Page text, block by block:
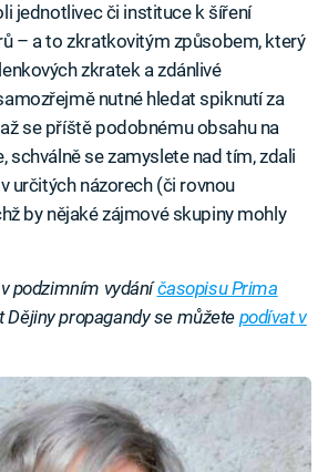
jednotlivec či instituce k šíření
– a to zkratkovitým způsobem, který
zkratek a zdánlivé
nutné hledat spiknutí za
se příště podobnému obsahu na
schválně se zamyslete nad tím, zdali
určitých názorech (či rovnou
by nějaké zájmové skupiny mohly
podzimním vydáníčasopisu Prima
Dějiny propagandy se můžete podívat v